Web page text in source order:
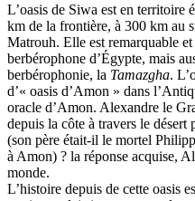
L’oasis de Siwa est en territoire
km de la frontière, à 300 km au
Matrouh. Elle est remarquable
berbérophone d’Égypte, mais
berbérophonie, la Tamazgha.
d’« oasis d’Amon » dans
oracle d’Amon. Alexandre le
depuis la côte à travers le désert
(son père était-il le mortel
à Amon) ? la réponse acquise,
monde.
L’histoire depuis de cette oasis